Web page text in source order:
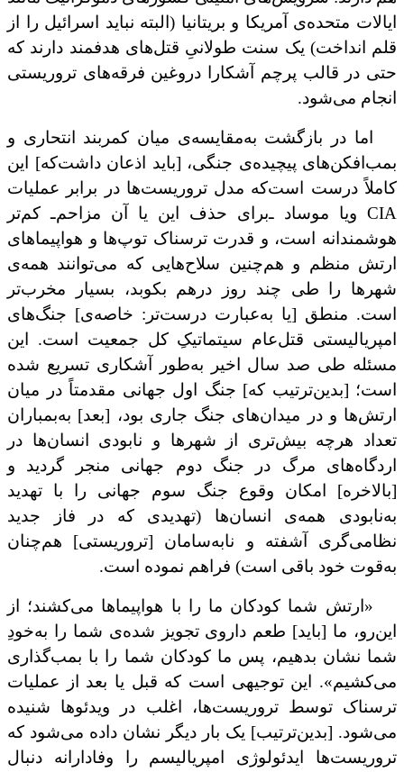
ایالات متحده‌ی آمریکا و بریتانیا (البته نباید اسرائیل را از
قلم انداخت) یک سنت طولانیِ قتل‌های هدفمند دارند که
حتی در قالب پرچم آشکارا دروغین فرقه‌های تروریستی
انجام می‌شود.
اما در بازگشت به‌مقایسه‌ی میان کمربند انتحاری و
بمب‌افکن‌های پیچیده‌ی جنگی، [باید اذعان داشت‌که] این
کاملاً درست است‌که مدل تروریست‌ها در برابر عملیات
CIA ویا موساد ـ‌برای حذف این یا آن مزاحم‌ـ کم‌تر
هوشمندانه است، و قدرت ترسناک توپ‌ها و هواپیماهای
ارتش منظم و هم‌چنین سلاح‌هایی که می‌توانند همه‌ی
شهرها را طی چند روز درهم بکوبد، بسیار مخرب‌تر
است. منطق [یا به‌عبارت درست‌تر: خاصه‌ی] جنگ‌های
امپریالیستی قتل‌عام سیتماتیکِ کل جمعیت است. این
مسئله‌ طی صد سال اخیر به‌طور آشکاری تسریع شده
است؛ [بدین‌ترتیب که] جنگ اول جهانی مقدمتاً در میان
ارتش‌ها و در میدان‌های جنگ جاری بود، [بعد] به‌بمباران
تعداد هرچه بیش‌تری از شهرها و نابودی انسان‌ها در
اردگاه‌های مرگ در جنگ دوم جهانی منجر گردید و
[بالاخره] امکان وقوع جنگ سوم جهانی را با تهدید
به‌نابودی همه‌ی انسان‌ها (تهدیدی که در فاز جدید
نظامی‌گری آشفته و نابه‌سامان [تروریستی] هم‌چنان
به‌قوت خود باقی است) فراهم نموده است.
«ارتش شما کودکان ما را با هواپیماها می‌کشند؛ از
این‌رو، ما [باید] طعم داروی‌ تجویز شده‌ی شما را به‌خودِ
شما نشان بدهیم، پس ما کودکان شما را با بمب‌گذاری
می‌کشیم». این توجیهی است که قبل یا بعد از عملیات
ترسناک توسط تروریست‌ها، اغلب در ویدئوها شنیده
می‌شود. [بدین‌ترتیب] یک بار دیگر نشان داده می‌شود که
تروریست‌ها ایدئولوژی امپریالیسم را وفادارانه‌ دنبال